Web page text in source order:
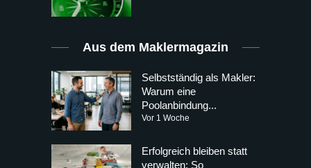
Aus dem Maklermagazin
Selbstständig als Makler:
Warum eine
Poolanbindung...
Vor 1 Woche
Erfolgreich bleiben statt
verwalten: So